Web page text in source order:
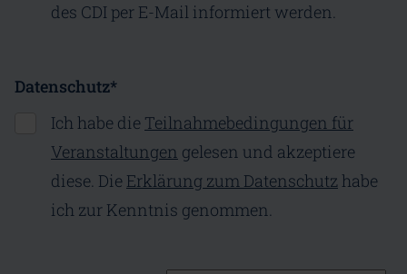
des CDI per E-Mail informiert werden.
Datenschutz*
Ich habe die Teilnahmebedingungen für
Veranstaltungen gelesen und akzeptiere
diese. Die Erklärung zum Datenschutz habe
ich zur Kenntnis genommen.